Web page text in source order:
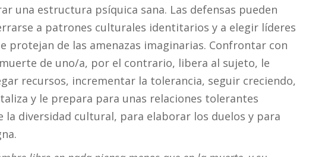
una estructura psíquica sana. Las defensas pueden
a patrones culturales identitarios y a elegir líderes
protejan de las amenazas imaginarias. Confrontar con
de uno/a, por el contrario, libera al sujeto, le
recursos, incrementar la tolerancia, seguir creciendo,
y le prepara para unas relaciones tolerantes
la diversidad cultural, para elaborar los duelos y para